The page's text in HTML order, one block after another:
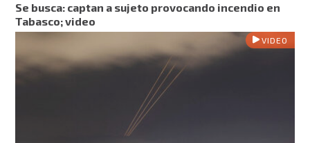
Se busca: captan a sujeto provocando incendio en
Tabasco; video
VIDEO